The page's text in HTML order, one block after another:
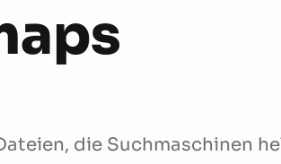
die Suchmaschinen